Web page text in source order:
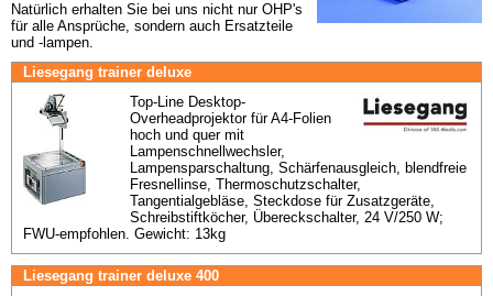
Natürlich erhalten Sie bei uns nicht nur OHP's
für alle Ansprüche, sondern auch Ersatzteile
und -lampen.
Liesegang trainer deluxe
Top-Line Desktop-
Overheadprojektor für A4-Folien
hoch und quer mit
Lampenschnellwechsler,
Lampensparschaltung, Schärfenausgleich, blendfreie
Fresnellinse, Thermoschutzschalter,
Tangentialgebläse, Steckdose für Zusatzgeräte,
Schreibstiftköcher, Übereckschalter, 24 V/250 W;
FWU-empfohlen. Gewicht: 13kg
Liesegang trainer deluxe 400